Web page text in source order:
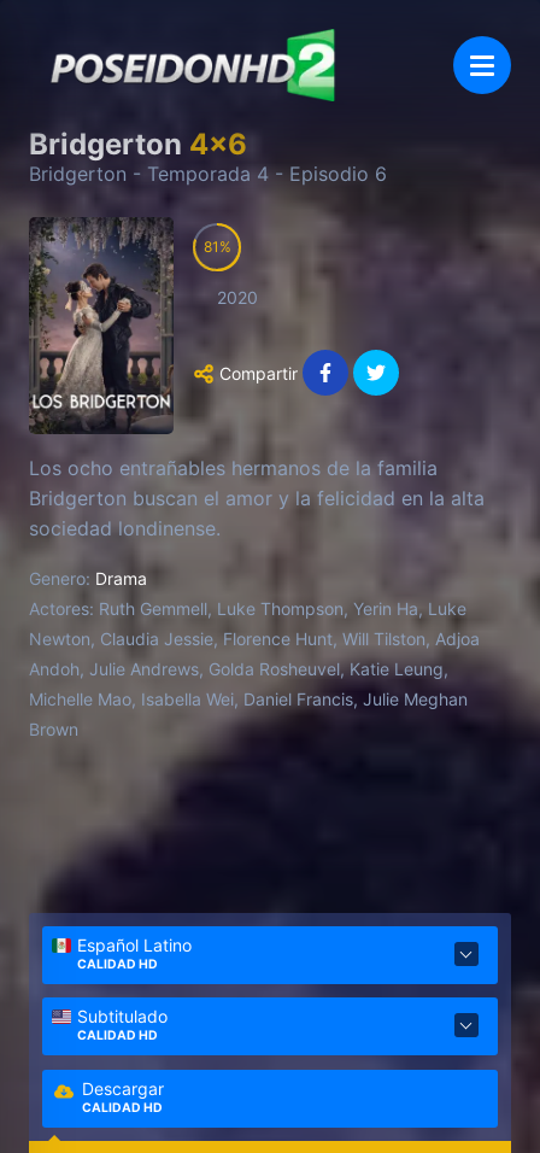
Bridgerton 4x6
Bridgerton - Temporada 4 - Episodio 6
81
2020
Compartir
Los ocho entrañables hermanos de la familia
Bridgerton buscan el amor y la felicidad en la alta
sociedad londinense.
Genero: Drama
Actores: Ruth Gemmell, Luke Thompson, Yerin Ha, Luke
Newton, Claudia Jessie, Florence Hunt, Will Tilston, Adjoa
Andoh, Julie Andrews, Golda Rosheuvel, Katie Leung,
Michelle Mao, Isabella Wei, Daniel Francis, Julie Meghan
Brown
Español Latino
CALIDAD HD
Subtitulado
CALIDAD HD
Descargar
CALIDAD HD